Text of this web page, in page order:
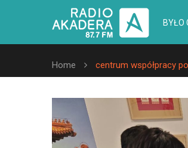
BYŁO
Home centrum współpracy